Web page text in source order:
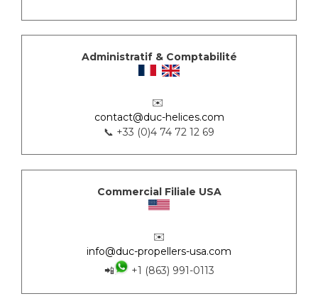
Administratif & Comptabilité
✉️
contact@duc-helices.com
📞 +33 (0)4 74 72 12 69
Commercial Filiale USA
✉️
info@duc-propellers-usa.com
📲
+1 (863) 991-0113